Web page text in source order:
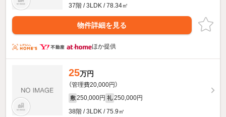
37階 / 3LDK / 78.34㎡
物件詳細を見る
ほか提供
25万円
（管理費20,000円）
敷 250,000円 礼 250,000円
38階 / 3LDK / 75.9㎡